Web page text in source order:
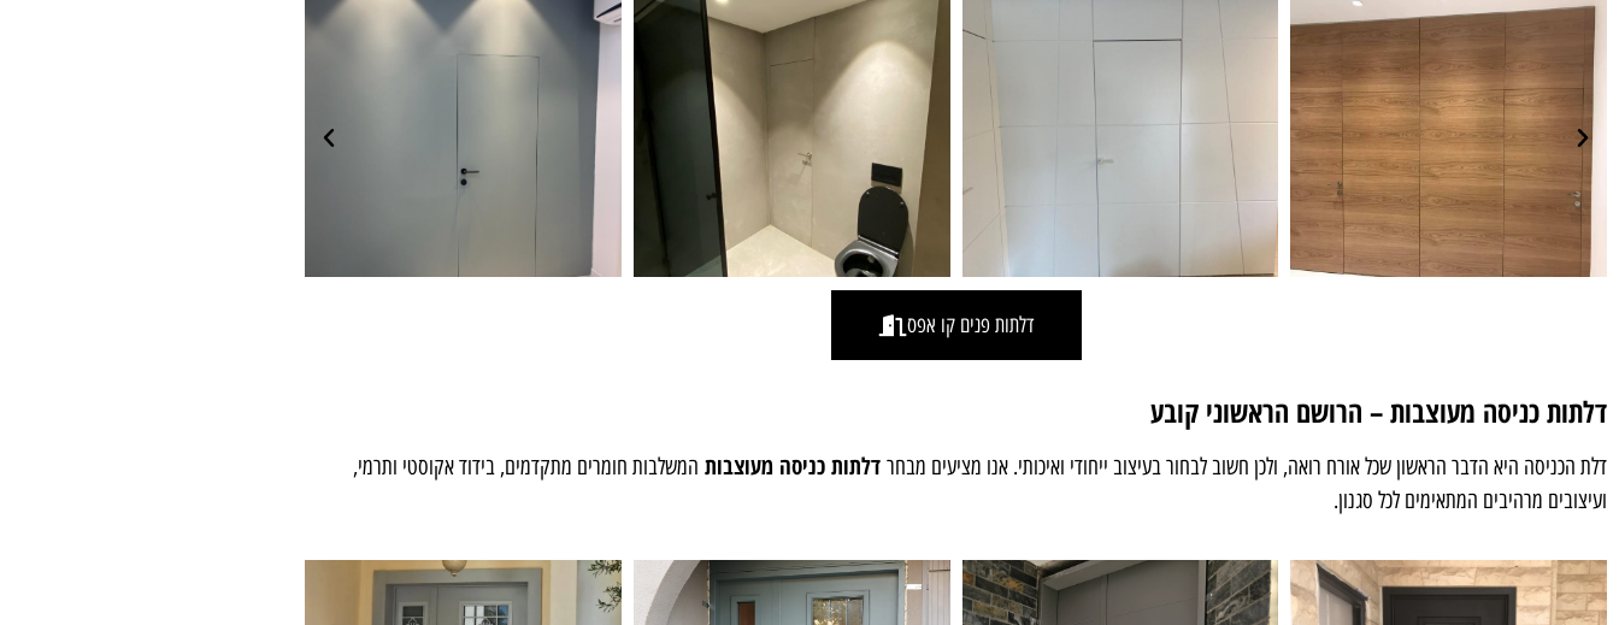
דלתות פנים קו אפס
דלתות כניסה מעוצבות – הרושם הראשוני קובע
דלת הכניסה היא הדבר הראשון שכל אורח רואה, ולכן חשוב לבחור בעיצוב ייחודי ואיכותי. אנו מציעים מבחר דלתות כניסה מעוצבות המשלבות חומרים מתקדמים, בידוד אקוסטי ותרמי,
ועיצובים מרהיבים המתאימים לכל סגנון.